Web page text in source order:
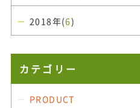
2018年(6)
カテゴリー
PRODUCT